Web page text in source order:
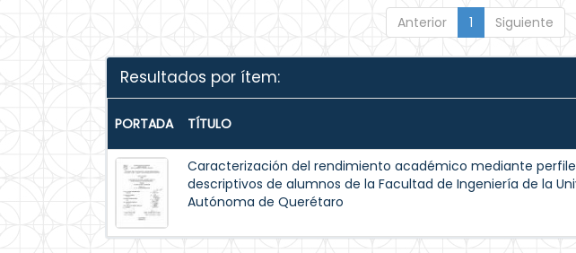
Anterior 1 Siguiente
Resultados por ítem:
PORTADA TÍTULO
Caracterización del rendimiento académico mediante
descriptivos de alumnos de la Facultad de Ingeniería de la
Autónoma de Querétaro